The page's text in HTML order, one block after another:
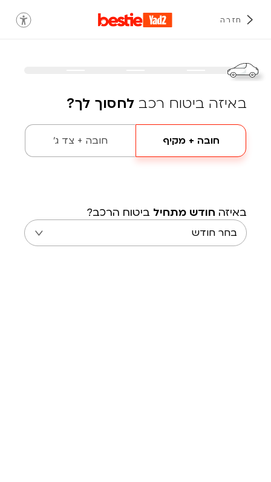
חזרה
באיזה ביטוח רכב לחסוך לך?
חובה + מקיף חובה + צד ג'
באיזה חודש מתחיל ביטוח הרכב?